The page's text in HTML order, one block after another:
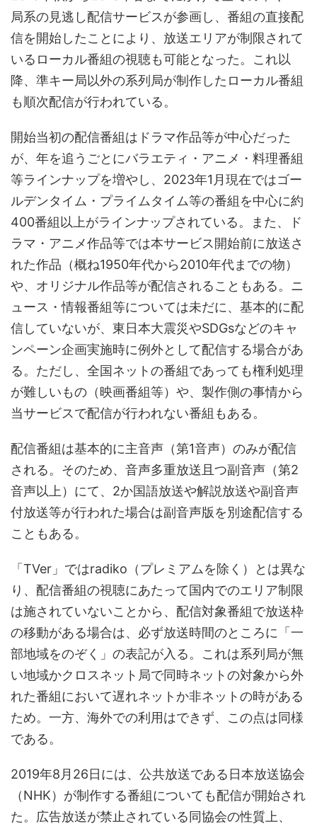
局系の見逃し配信サービスが参画し、番組の直接配
信を開始したことにより、放送エリアが制限されて
いるローカル番組の視聴も可能となった。これ以
降、準キー局以外の系列局が制作したローカル番組
も順次配信が行われている。
開始当初の配信番組はドラマ作品等が中心だった
が、年を追うごとにバラエティ・アニメ・料理番組
等ラインナップを増やし、2023年1月現在ではゴー
ルデンタイム・プライムタイム等の番組を中心に約
400番組以上がラインナップされている。また、ド
ラマ・アニメ作品等では本サービス開始前に放送さ
れた作品（概ね1950年代から2010年代までの物）
や、オリジナル作品等が配信されることもある。ニ
ュース・情報番組等については未だに、基本的に配
信していないが、東日本大震災やSDGsなどのキャ
ンペーン企画実施時に例外として配信する場合があ
る。ただし、全国ネットの番組であっても権利処理
が難しいもの（映画番組等）や、製作側の事情から
当サービスで配信が行われない番組もある。
配信番組は基本的に主音声（第1音声）のみが配信
される。そのため、音声多重放送且つ副音声（第2
音声以上）にて、2か国語放送や解説放送や副音声
付放送等が行われた場合は副音声版を別途配信する
こともある。
「TVer」ではradiko（プレミアムを除く）とは異な
り、配信番組の視聴にあたって国内でのエリア制限
は施されていないことから、配信対象番組で放送枠
の移動がある場合は、必ず放送時間のところに「一
部地域をのぞく」の表記が入る。これは系列局が無
い地域かクロスネット局で同時ネットの対象から外
れた番組において遅れネットか非ネットの時がある
ため。一方、海外での利用はできず、この点は同様
である。
2019年8月26日には、公共放送である日本放送協会
（NHK）が制作する番組についても配信が開始され
た。広告放送が禁止されている同協会の性質上、